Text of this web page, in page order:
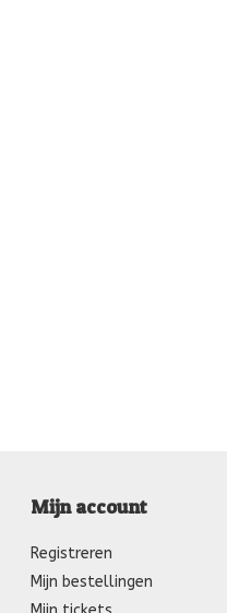
Mijn account
Registreren
Mijn bestellingen